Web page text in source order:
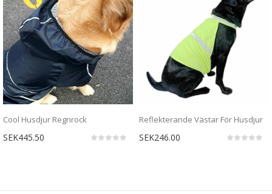
Cool Husdjur Regnrock
SEK445.50
Reflekterande Västar För Husdjur
SEK246.00